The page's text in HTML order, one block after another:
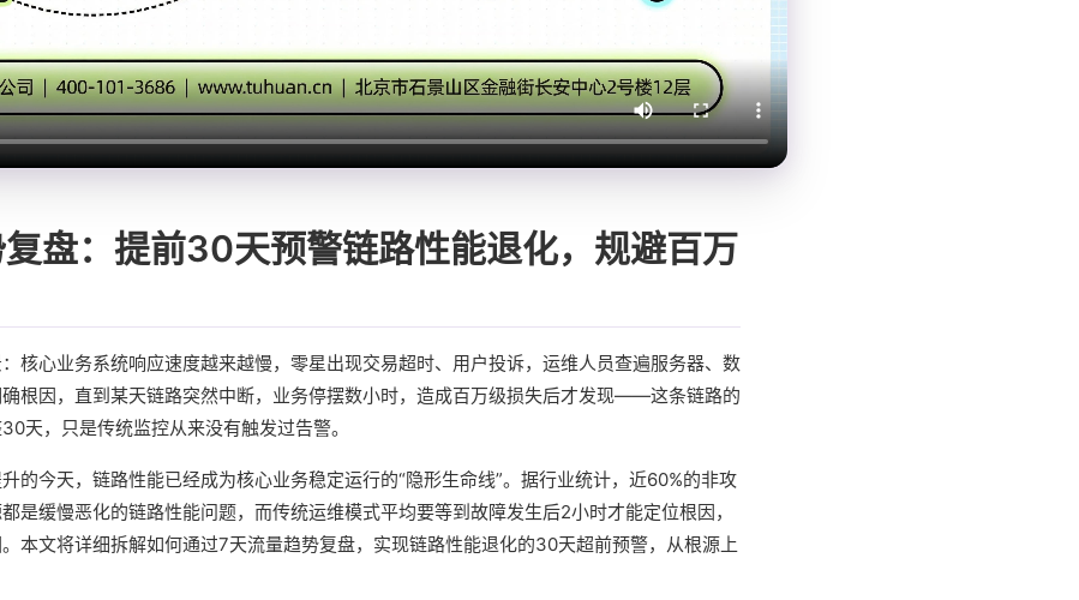
盘：提前30天预警链路性能退化，规避百万
核心业务系统响应速度越来越慢，零星出现交易超时、用户投诉，运维人员查遍服务器、数
根因，直到某天链路突然中断，业务停摆数小时，造成百万级损失后才发现——这条链路的
天，只是传统监控从来没有触发过告警。
的今天，链路性能已经成为核心业务稳定运行的“隐形生命线”。据行业统计，近60%的非攻
是缓慢恶化的链路性能问题，而传统运维模式平均要等到故障发生后2小时才能定位根因，
本文将详细拆解如何通过7天流量趋势复盘，实现链路性能退化的30天超前预警，从根源上